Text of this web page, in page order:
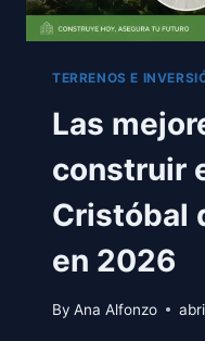
TERRENOS E
Las
construir
Cristóbal
en 2026
By Ana Alfonzo